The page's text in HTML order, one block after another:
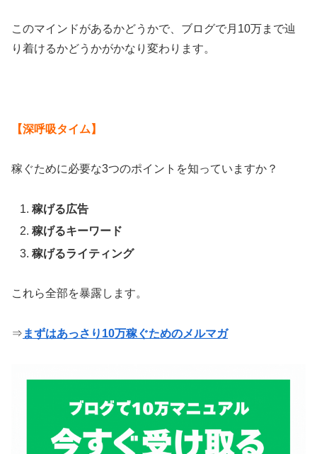
このマインドがあるかどうかで、ブログで月10万まで辿
り着けるかどうかがかなり変わります。
【深呼吸タイム】
稼ぐために必要な3つのポイントを知っていますか？
稼げる広告
稼げるキーワード
稼げるライティング
これら全部を暴露します。
⇒ まずはあっさり10万稼ぐためのメルマガ